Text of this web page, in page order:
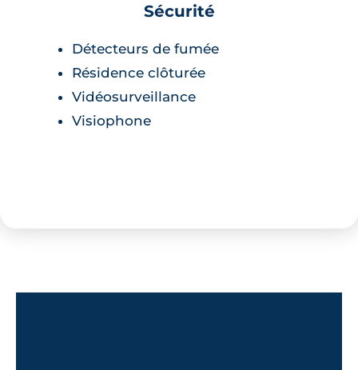
Sécurité
Détecteurs de fumée
Résidence clôturée
Vidéosurveillance
Visiophone